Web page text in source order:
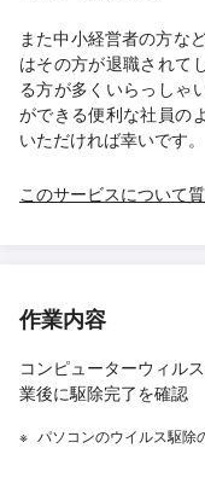
また中小経営者の方な
はその方が退職されて
る方が多くいらっしゃ
ができる便利な社員の
いただければ幸いです。
このサービスについて
作業内容
コンピューターウィル
業後に駆除完了を確認
パソコンのウイルス駆除